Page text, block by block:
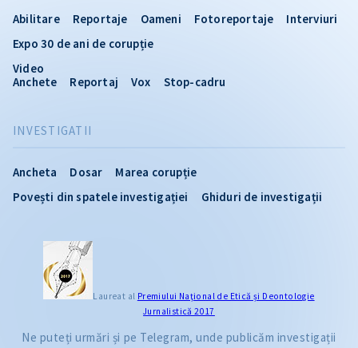
INVESTIGATII
Ancheta Dosar
Marea corupție
Povești din spatele investigației
Ghiduri de investigații
Abilitare Reportaje Oameni Fotoreportaje
Interviuri
Expo 30 de ani de corupție
Video
Anchete
Reportaj Vox Stop-cadru
Laureat al Premiului Naţional de Etică și Deontologie
Jurnalistică 2017
Ne puteți urmări și pe Telegram, unde publicăm investigații